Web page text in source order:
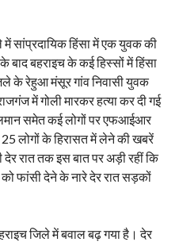
सांप्रदायिक हिंसा में एक युवक की
बाद बहराइच के कई हिस्सों में हिंसा
के रेहुआ मंसूर गांव निवासी युवक
में गोली मारकर हत्या कर दी गई
समेत कई लोगों पर एफआईआर
लोगों के हिरासत में लेने की खबरें
रात तक इस बात पर अड़ी रहीं कि
को फांसी देने के नारे देर रात सड़कों
जिले में बवाल बढ़ गया है। देर